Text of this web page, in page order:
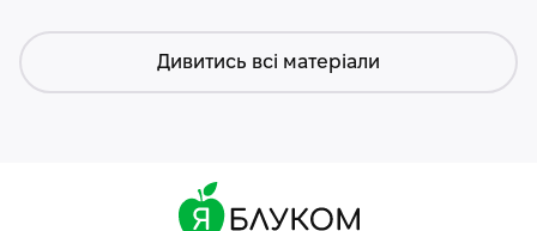
Дивитись всі матеріали